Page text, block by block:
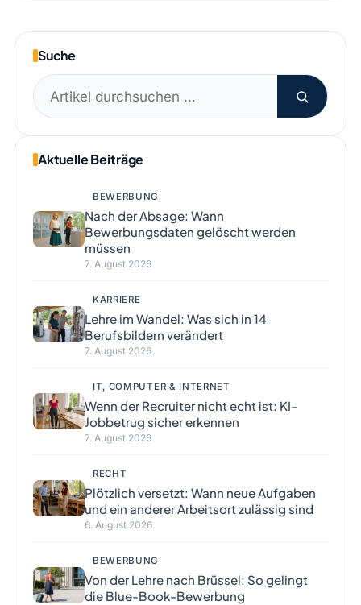
Suche
Suchen
nach:
Aktuelle Beiträge
BEWERBUNG
Nach der Absage: Wann
Bewerbungsdaten gelöscht werden
müssen
7. August 2026
KARRIERE
Lehre im Wandel: Was sich in 14
Berufsbildern verändert
7. August 2026
IT, COMPUTER & INTERNET
Wenn der Recruiter nicht echt ist: KI-
Jobbetrug sicher erkennen
7. August 2026
RECHT
Plötzlich versetzt: Wann neue Aufgaben
und ein anderer Arbeitsort zulässig sind
6. August 2026
BEWERBUNG
Von der Lehre nach Brüssel: So gelingt
die Blue-Book-Bewerbung